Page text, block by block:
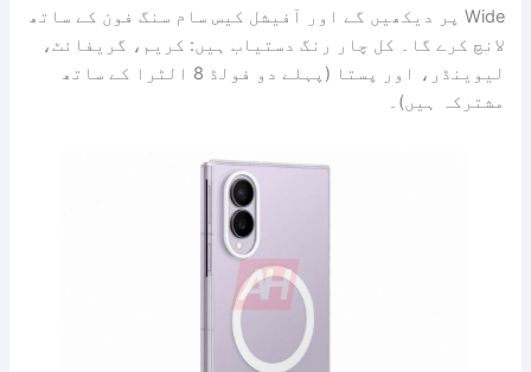
Wide پر دیکھیں گے اور آفیشل کیس سام سنگ فون کے ساتھ
لانچ کرے گا۔ کل چار رنگ دستیاب ہیں: کریم، گریفائٹ،
لیوینڈر، اور پستا (پہلے دو فولڈ 8 الٹرا کے ساتھ
مشترکہ ہیں)۔